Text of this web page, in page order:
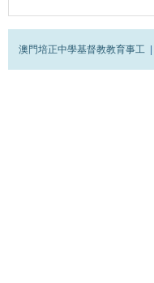
澳門培正中學基督教教育事工